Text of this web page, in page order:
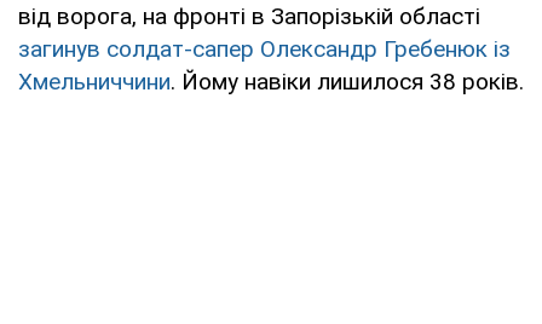
від ворога, на фронті в Запорізькій області
загинув солдат-сапер Олександр Гребенюк із
Хмельниччини. Йому навіки лишилося 38 років.